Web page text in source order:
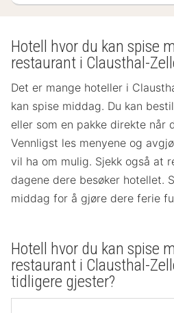
Hotell hvor du kan spise
restaurant i Clausthal-
Det er mange hoteller i
kan spise middag. Du kan
eller som en pakke direkte når
Vennligst les menyene og
vil ha om mulig. Sjekk også at
dagene dere besøker hotellet.
middag for å gjøre dere ferie
Hotell hvor du kan spise
restaurant i Clausthal-
tidligere gjester?